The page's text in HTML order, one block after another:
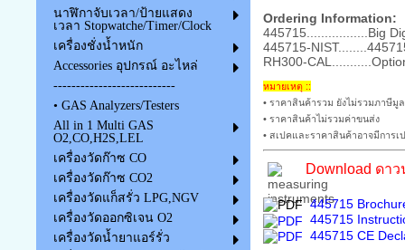
นาฬิกาจับเวลา/ป้ายแสดง
เวลา Stopwatche/Timer/Clock
เครื่องชั่งน้ำหนัก
Accessories อุปกรณ์ อะไหล่
---------------------------
• GAS Analyzers/Testers
All in 1 Multi GAS
O2,CO,H2S,LEL
เครื่องวัดก๊าซ CO
เครื่องวัดก๊าซ CO2
เครื่องวัดแก็สรั่ว LPG,NGV
เครื่องวัดออกซิเจน O2
เครื่องวัดน้ำยาแอร์รั่ว
Ordering Information:
445715.................Big
445715-
RH300-
หมายเหตุ ::
• ราคาสินค้ารวม ยังไม่รวมภาษีมู
• ราคาสินค้าไม่รวมค่าขนส่ง
• สเปคและราคาสินค้าอาจมีการ
Download ดา
445715
445715
445715 CE